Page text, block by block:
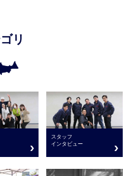
リ
スタッフ
インタビュー